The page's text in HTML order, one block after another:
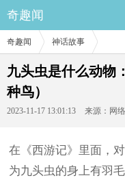
奇趣闻
奇趣闻 神话故事
九头虫是什么动物
种鸟）
2023-11-17 13:01:13 来源：网
在《西游记》里面，
为九头虫的身上有羽